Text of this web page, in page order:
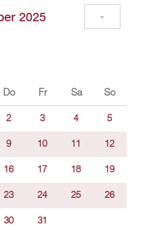
2025 »
Do Fr Sa So
2 3 4 5
9 10 11 12
16 17 18 19
23 24 25 26
30 31